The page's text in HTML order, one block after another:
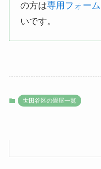
の方は専用フォーム
いです。
世田谷区の畳屋一覧